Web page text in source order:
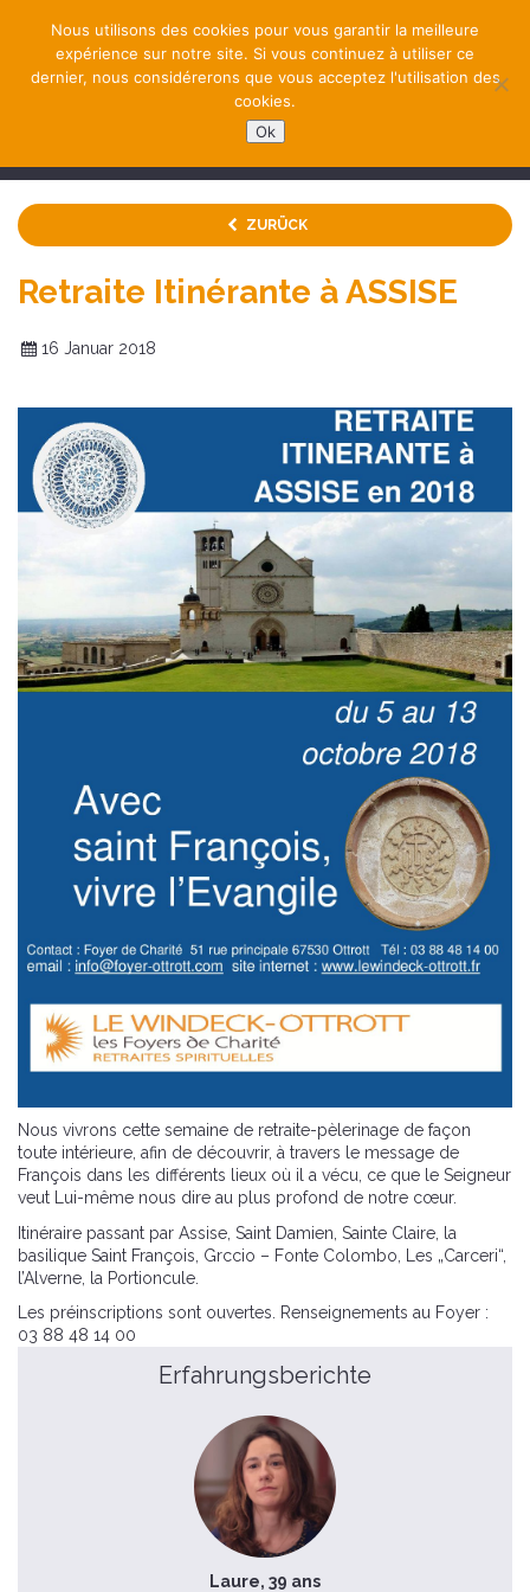
ZURÜCK
Retraite Itinérante à ASSISE
16 Januar 2018
Nous vivrons cette semaine de retraite-pèlerinage de façon
toute intérieure, afin de découvrir, à travers le message de
François dans les différents lieux où il a vécu, ce que le Seigneur
veut Lui-même nous dire au plus profond de notre cœur.
Itinéraire passant par Assise, Saint Damien, Sainte Claire, la
basilique Saint François, Grccio – Fonte Colombo, Les „Carceri“,
l’Alverne, la Portioncule.
Les préinscriptions sont ouvertes. Renseignements au Foyer :
03 88 48 14 00
Erfahrungsberichte
Laure, 39 ans
Nous utilisons des cookies pour vous garantir la meilleure
expérience sur notre site. Si vous continuez à utiliser ce
dernier, nous considérerons que vous acceptez l'utilisation des
cookies.
Ok